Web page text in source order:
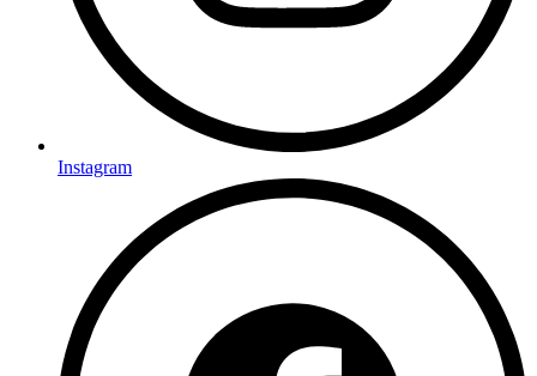
Instagram